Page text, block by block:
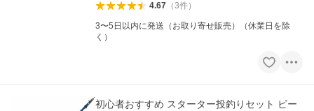
4.67（3件）
3〜5日以内に発送（お取り寄せ販売）（休業日を除
く）
初心者おすすめ スターター投釣りセット ビー